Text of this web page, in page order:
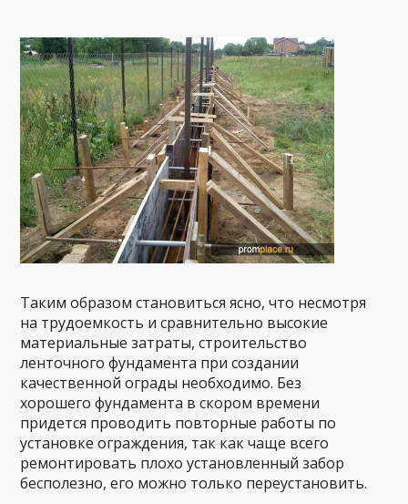
Таким образом становиться ясно, что несмотря
на трудоемкость и сравнительно высокие
материальные затраты, строительство
ленточного фундамента при создании
качественной ограды необходимо. Без
хорошего фундамента в скором времени
придется проводить повторные работы по
установке ограждения, так как чаще всего
ремонтировать плохо установленный забор
бесполезно, его можно только переустановить.